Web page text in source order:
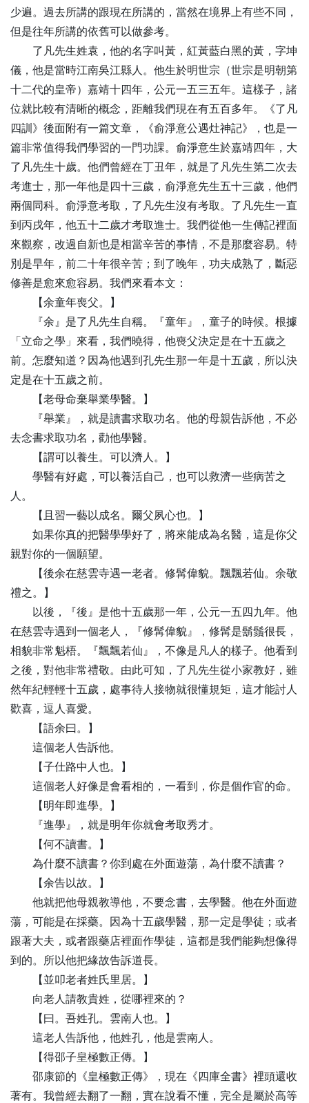
19
了凡四訓-第19集
20
了凡四訓-第20集
少遍。過去所講的跟現在所講的，當然在境界上有些不同，
但是往年所講的依舊可以做參考。
了凡先生姓袁，他的名字叫黃，紅黃藍白黑的黃，字坤
儀，他是當時江南吳江縣人。他生於明世宗（世宗是明朝第
十二代的皇帝）嘉靖十四年，公元一五三五年。這樣子，諸
位就比較有清晰的概念，距離我們現在有五百多年。《了凡
四訓》後面附有一篇文章，《俞淨意公遇灶神記》，也是一
篇非常值得我們學習的一門功課。俞淨意生於嘉靖四年，大
了凡先生十歲。他們曾經在丁丑年，就是了凡先生第二次去
考進士，那一年他是四十三歲，俞淨意先生五十三歲，他們
兩個同科。俞淨意考取，了凡先生沒有考取。了凡先生一直
到丙戌年，他五十二歲才考取進士。我們從他一生傳記裡面
來觀察，改過自新也是相當辛苦的事情，不是那麼容易。特
別是早年，前二十年很辛苦；到了晚年，功夫成熟了，斷惡
修善是愈來愈容易。我們來看本文：
【余童年喪父。】
『余』是了凡先生自稱。『童年』，童子的時候。根據
「立命之學」來看，我們曉得，他喪父決定是在十五歲之
前。怎麼知道？因為他遇到孔先生那一年是十五歲，所以決
定是在十五歲之前。
【老母命棄舉業學醫。】
『舉業』，就是讀書求取功名。他的母親告訴他，不必
去念書求取功名，勸他學醫。
【謂可以養生。可以濟人。】
學醫有好處，可以養活自己，也可以救濟一些病苦之
人。
【 且 習一藝以成名。爾父夙心也。】
如果你真的把醫學學好了，將來能成為名醫，這是你父
親對你的一個願望。
【後余在慈雲寺遇一老者。修髯偉貌。飄飄若仙。余敬
禮之。】
以後，『後』是他十五歲那一年，公元一五四九年。他
在慈雲寺遇到一個老人，『修髯偉貌』，修髯是鬍鬚很長，
相貌非常魁梧。『飄飄若仙』，不像是凡人的樣子。他看到
之後，對他非常禮敬。由此可知，了凡先生從小家教好，雖
然年紀輕輕十五歲，處事待人接物就很懂規矩，這才能討人
歡喜，逗人喜愛。
【語余曰。】
這個老人告訴他。
【子仕路中人也。】
這個老人好像是會看相的，一看到，你是個作官的命。
【 明年即進學。】
『進學』，就是明年你就會考取秀才。
【何不讀書。】
為什麼不讀書？你到處在外面遊蕩，為什麼不讀書？
【余告以故。】
他就把他母親教導他，不要念書，去學醫。他在外面遊
蕩，可能是在採藥。因為十五歲學醫，那一定是學徒；或者
跟著大夫，或者跟藥店裡面作學徒，這都是我們能夠想像得
到的。所以他把緣故告訴道長。
【 並叩老者姓氏里居。】
向老人請教貴姓，從哪裡來的？
【 曰。吾姓孔。雲南人也。】
這老人告訴他，他姓孔，他是雲南人。
【得邵子皇極數正傳。】
邵康節的《皇極數正傳》，現在《四庫全書》裡頭還收
著有。我曾經去翻了一翻，實在說看不懂，完全是屬於高等